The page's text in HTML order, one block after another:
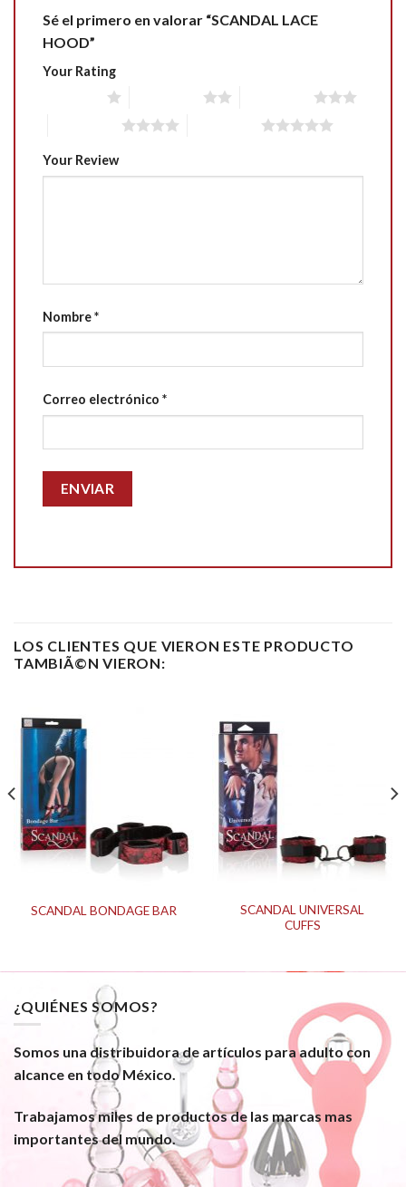
Sé el primero en valorar “SCANDAL LACE
HOOD”
Your Rating
Your Review
Nombre*
Correo electrónico *
LOS CLIENTES QUE VIERON ESTE PRODUCTO
TAMBIÃ©N VIERON:
SCANDAL BONDAGE BAR
SCANDAL UNIVERSAL
CUFFS
¿QUIÉNES SOMOS?
Somos una distribuidora de artículos para adulto con
alcance en todo México.
Trabajamos miles de productos de las marcas mas
importantes del mundo.